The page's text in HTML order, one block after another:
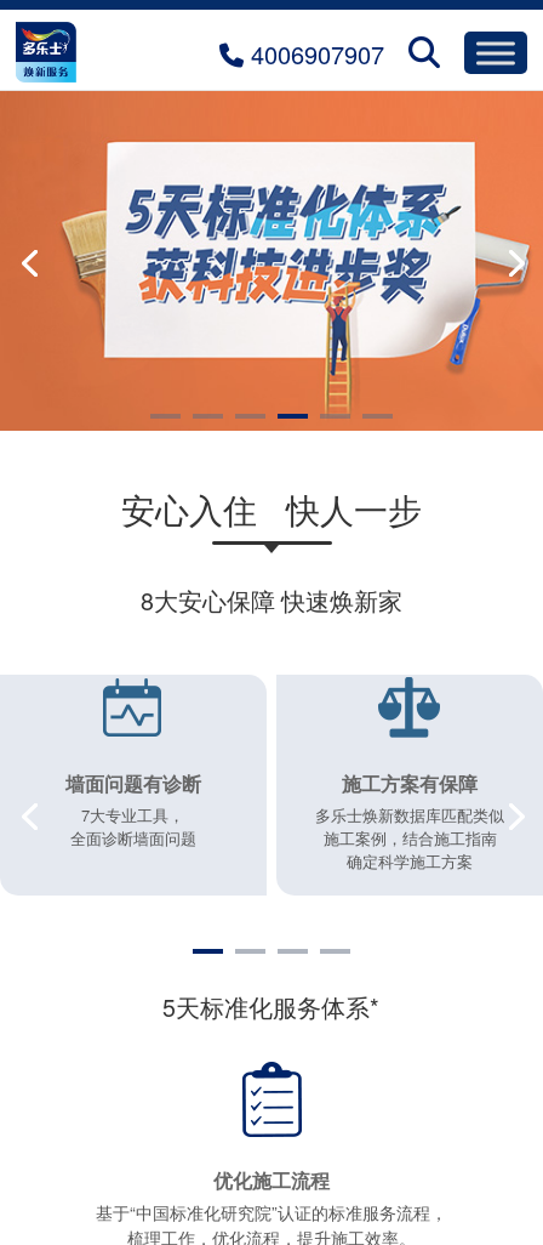
4006907907
安心入住 快人一步
8大安心保障 快速焕新家
墙面问题有诊断
7大专业工具，
全面诊断墙面问题
施工方案有保障
多乐士焕新数据库匹配类似
施工案例，结合施工指南
确定科学施工方案
5天标准化服务体系*
优化施工流程
基于“中国标准化研究院”认证的标准服务流程，
梳理工作，优化流程，提升施工效率。